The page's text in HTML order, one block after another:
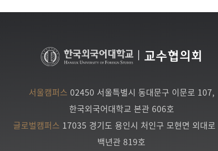
교수협의회
서울캠퍼스 02450 서울특별시 동대문구 이문로 107,
한국외국어대학교 본관 606호
글로벌캠퍼스 17035 경기도 용인시 처인구 모현면 외대
백년관 819호